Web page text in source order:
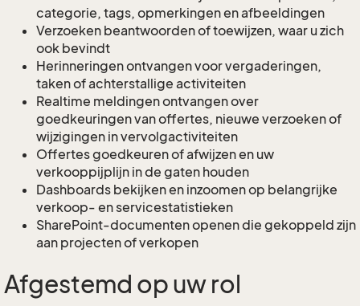
categorie, tags, opmerkingen en afbeeldingen
Verzoeken beantwoorden of toewijzen, waar u zich
ook bevindt
Herinneringen ontvangen voor vergaderingen,
taken of achterstallige activiteiten
Realtime meldingen ontvangen over
goedkeuringen van offertes, nieuwe verzoeken of
wijzigingen in vervolgactiviteiten
Offertes goedkeuren of afwijzen en uw
verkooppijplijn in de gaten houden
Dashboards bekijken en inzoomen op belangrijke
verkoop- en servicestatistieken
SharePoint-documenten openen die gekoppeld zijn
aan projecten of verkopen
Afgestemd op uw rol